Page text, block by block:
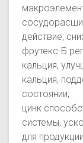
действие,
фрутекс-Б
кальция,
кальция,
состоянии;
цинк
системы,
для